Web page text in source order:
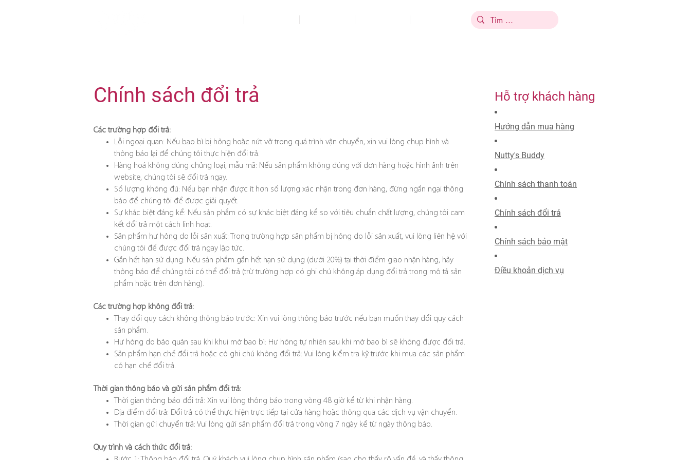
Chính sách đổi trả
Các trường hợp đổi trả:
Lỗi ngoại quan: Nếu bao bì bị hỏng hoặc nứt vỡ trong quá trình vận chuyển, xin vui lòng chụp hình và
thông báo lại để chúng tôi thực hiện đổi trả.
Hàng hoá không đúng chủng loại, mẫu mã: Nếu sản phẩm không đúng với đơn hàng hoặc hình ảnh trên
website, chúng tôi sẽ đổi trả ngay.
Số lượng không đủ: Nếu bạn nhận được ít hơn số lượng xác nhận trong đơn hàng, đừng ngần ngại thông
báo để chúng tôi để được giải quyết.
Sự khác biệt đáng kể: Nếu sản phẩm có sự khác biệt đáng kể so với tiêu chuẩn chất lượng, chúng tôi cam
kết đổi trả một cách linh hoạt.
Sản phẩm hư hỏng do lỗi sản xuất: Trong trường hợp sản phẩm bị hỏng do lỗi sản xuất, vui lòng liên hệ với
chúng tôi để được đổi trả ngay lập tức.
Gần hết hạn sử dụng: Nếu sản phẩm gần hết hạn sử dụng (dưới 20%) tại thời điểm giao nhận hàng, hãy
thông báo để chúng tôi có thể đổi trả (trừ trường hợp có ghi chú không áp dụng đổi trả trong mô tả sản
phẩm hoặc trên đơn hàng).
Các trường hợp không đổi trả:
Thay đổi quy cách không thông báo trước: Xin vui lòng thông báo trước nếu bạn muốn thay đổi quy cách
sản phẩm.
Hư hỏng do bảo quản sau khi khui mở bao bì: Hư hỏng tự nhiên sau khi mở bao bì sẽ không được đổi trả.
Sản phẩm hạn chế đổi trả hoặc có ghi chú không đổi trả: Vui lòng kiểm tra kỹ trước khi mua các sản phẩm
có hạn chế đổi trả.
Thời gian thông báo và gửi sản phẩm đổi trả:
Thời gian thông báo đổi trả: Xin vui lòng thông báo trong vòng 48 giờ kể từ khi nhận hàng.
Địa điểm đổi trả: Đổi trả có thể thực hiện trực tiếp tại cửa hàng hoặc thông qua các dịch vụ vận chuyển.
Thời gian gửi chuyển trả: Vui lòng gửi sản phẩm đổi trả trong vòng 7 ngày kể từ ngày thông báo.
Quy trình và cách thức đổi trả:
​Hỗ trợ khách hàng
Hướng dẫn mua hàng
Nutty's Buddy
Chính sách thanh toán
Chính sách đổi trả
Chính sách bảo mật
Điều khoản dịch vụ